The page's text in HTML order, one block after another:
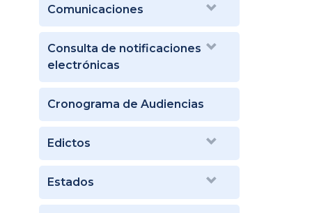
Comunicaciones
Consulta de notificaciones
electrónicas
Cronograma de Audiencias
Edictos
Estados